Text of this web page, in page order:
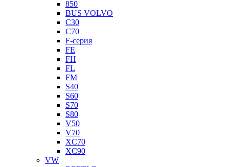
850
BUS VOLVO
C30
C70
F-серия
FE
FH
FL
FM
S40
S60
S70
S80
V50
V70
XC70
XC90
VW